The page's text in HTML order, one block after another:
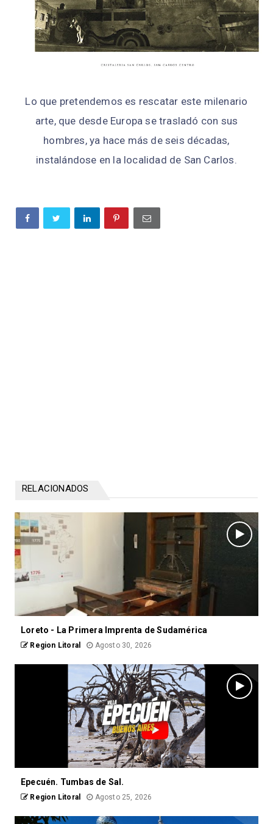
Lo que pretendemos es rescatar este milenario
arte, que desde Europa se trasladó con sus
hombres, ya hace más de seis décadas,
instalándose en la localidad de San Carlos.
RELACIONADOS
Loreto - La Primera Imprenta de Sudamérica
Region Litoral Agosto 30, 2026
Epecuén. Tumbas de Sal.
Region Litoral Agosto 25, 2026